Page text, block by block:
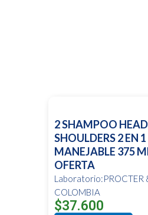
2 SHAMPOO
SHOULDERS 2 EN
MANEJABLE 375
OFERTA
Laboratorio:PROCTER
COLOMBIA
$37.600